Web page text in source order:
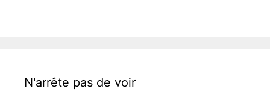
N'arrête pas de voir